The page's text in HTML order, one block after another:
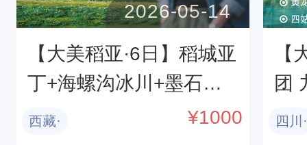
【大美稻亚·6日】稻城亚
丁+海螺沟冰川+墨石公
园+理塘勒通古镇+红海
2026-05-14
西藏· ¥1000
【
团
山
四川·